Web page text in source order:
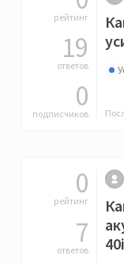
рейтинг
19
ответов
0
подписчиков
0
рейтинг
7
ответов